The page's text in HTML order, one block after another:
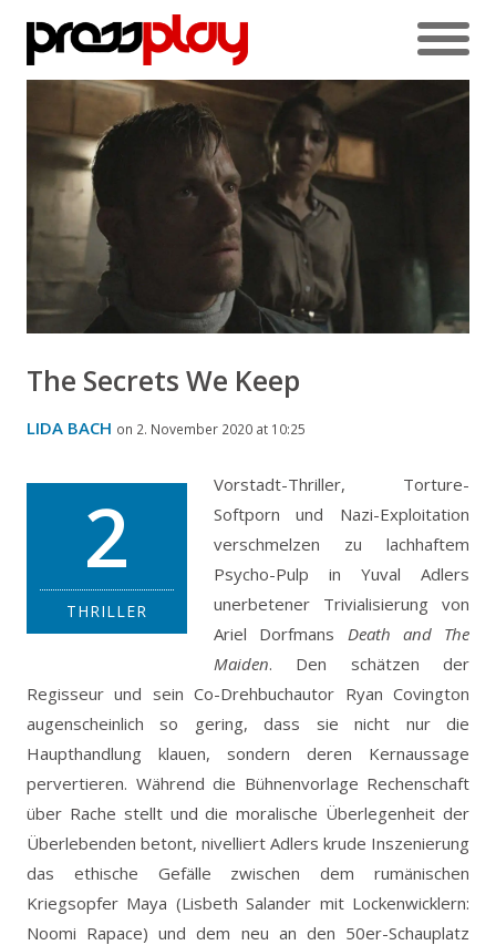
The Secrets We Keep
LIDA BACH on 2. November 2020 at 10:25
2
THRILLER
Vorstadt-Thriller, Torture-
Softporn und Nazi-Exploitation
verschmelzen zu lachhaftem
Psycho-Pulp in Yuval Adlers
unerbetener Trivialisierung von
Ariel Dorfmans Death and The
Maiden. Den schätzen der
Regisseur und sein Co-Drehbuchautor Ryan Covington
augenscheinlich so gering, dass sie nicht nur die
Haupthandlung klauen, sondern deren Kernaussage
pervertieren. Während die Bühnenvorlage Rechenschaft
über Rache stellt und die moralische Überlegenheit der
Überlebenden betont, nivelliert Adlers krude Inszenierung
das ethische Gefälle zwischen dem rumänischen
Kriegsopfer Maya (Lisbeth Salander mit Lockenwicklern:
Noomi Rapace) und dem neu an den 50er-Schauplatz